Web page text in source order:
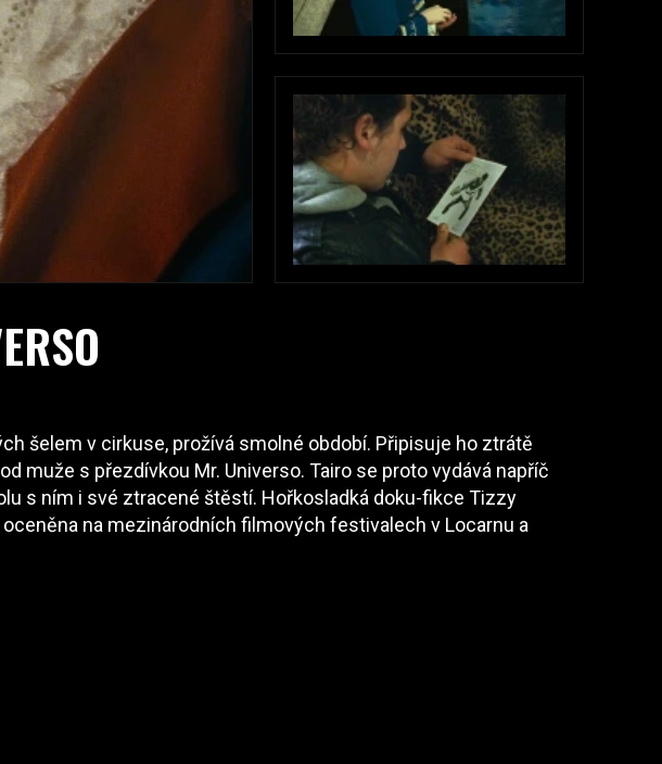
šelem v cirkuse, prožívá smolné období. Připisuje ho ztrátě
muže s přezdívkou Mr. Universo. Tairo se proto vydává napříč
s ním i své ztracené štěstí. Hořkosladká doku-fikce Tizzy
oceněna na mezinárodních filmových festivalech v Locarnu a